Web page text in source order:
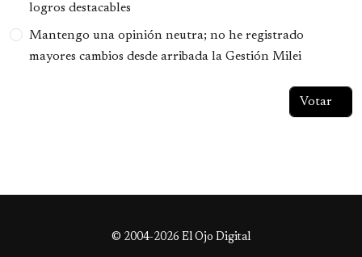
logros destacables
Mantengo una opinión neutra; no he registrado
mayores cambios desde arribada la Gestión Milei
© 2004-2026 El Ojo Digital